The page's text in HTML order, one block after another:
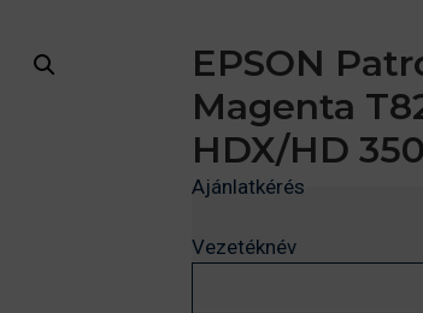
EPSON
Magenta
HDX/HD
Ajánlatkérés
Vezetéknév